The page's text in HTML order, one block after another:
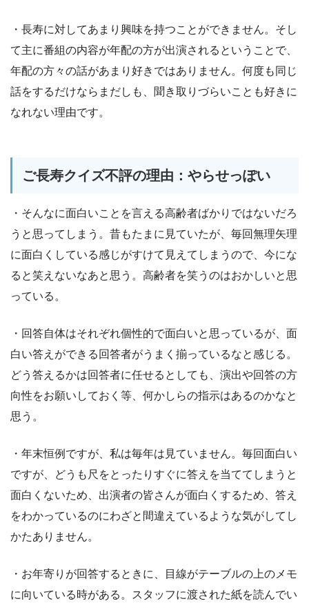
・長寿に対してあまり興味を持つことができません。そし
て主に番組の内容が年配の方が出演されるということで、
年配の方々の話があまり好きではありません。何度も同じ
話をするだけならまだしも、聞き取りづらいことも好きに
なれない理由です。
ご長寿クイズ不評の理由：やらせっぽい
・そんなに面白いことを言える高齢者ばかりではないだろ
うと思ってしまう。昔もたまに見ていたが、毎回無理矢理
に面白くしている感じがすけて見えてしまうので、今にな
ると笑えないなあと思う。高齢者を笑うのはおかしいと思
っている。
・回答自体はそれぞれ個性的で面白いと思っているが、面
白い答えができる回答者がうまく揃っているなと感じる。
どう答えるかは回答者に任せるとしても、演出や回答の方
向性をお願いしておく等、何かしらの指示はあるのかなと
思う。
・年末恒例ですが、私は毎年は見ていません。毎回面白い
ですが、どうも尺をとったりすぐに答えを当ててしまうと
面白くないため、出演者の皆さんが面白くするため、答え
をわかっているのにわざと間違えているような気がしてし
かたありません。
・お年寄りが回答するときに、目線がテーブルの上のメモ
に向いている時がある。スタッフに渡された紙を読んでい